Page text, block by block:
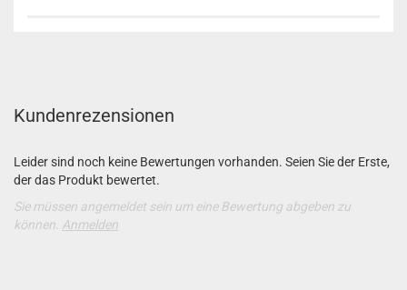
Kundenrezensionen
Leider sind noch keine Bewertungen vorhanden. Seien Sie der Erste,
der das Produkt bewertet.
Sie müssen angemeldet sein um eine Bewertung abgeben zu
können. Anmelden